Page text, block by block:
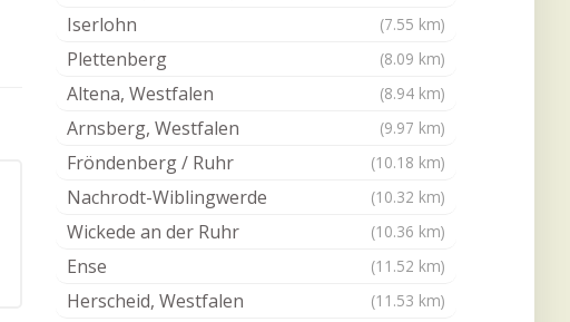
Iserlohn (7.55 km)
Plettenberg (8.09 km)
Altena, Westfalen (8.94 km)
Arnsberg, Westfalen (9.97 km)
Fröndenberg / Ruhr (10.18 km)
Nachrodt-Wiblingwerde (10.32 km)
Wickede an der Ruhr (10.36 km)
Ense (11.52 km)
Herscheid, Westfalen (11.53 km)